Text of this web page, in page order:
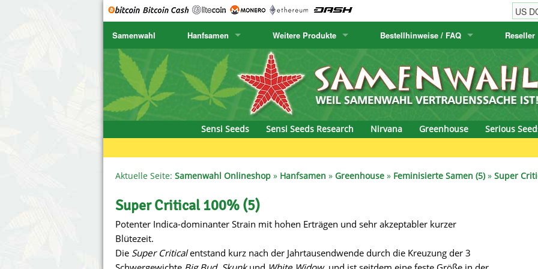
Samenwahl Hanfsamen
SENSI SEEDS
SENSI SEEDS RESEARCH
NIRVANA
SERIOUS SEEDS
SPLIFF SEEDS
Ace Seeds
Anaconda Seeds
CBD Crew
Chronic & Caviar
Delicious Seeds
Dr. Underground Seeds
Dutch Passion
Empire Seeds
Exotic Seeds
Humboldt Seed Company
Humboldt Seeds
Kannabia
krauTHCollective
La Semilla Automatica
Positronics
Prana Medical
Ripper Seeds
Weitere Produkte
Kakteensamen
Kanarische Flora
Bestellhinweise / FAQ
Bestellhinweise
Versandhinweise
Reseller
E-MAIL
PASSWORT
Sensi Seeds Sensi Seeds Research Nirvana Greenhouse Serious
Aktuelle Seite: Samenwahl Onlineshop » Hanfsamen » Greenhouse » Feminisierte Samen (5)» Super
Super Critical 100% (5)
Potenter Indica-dominanter Strain mit hohen Erträgen und sehr akzeptabler kurzer
Blütezeit.
Die Super Criticalentstand kurz nach der Jahrtausendwende durch die Kreuzung der 3